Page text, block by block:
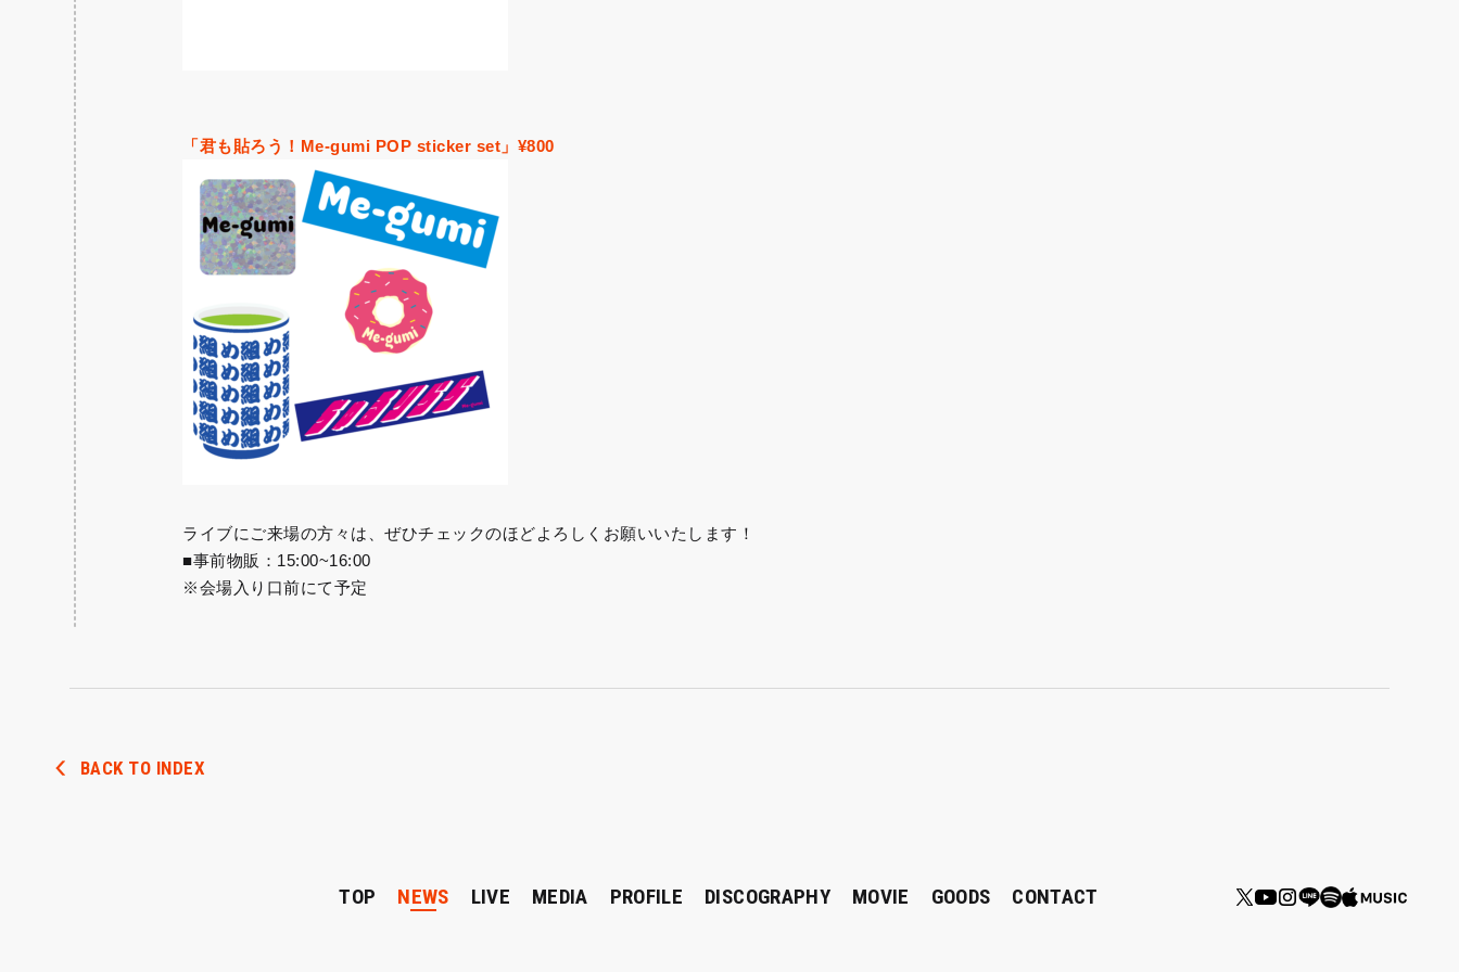
「君も貼ろう！Me-gumi POP sticker set」¥800
ライブにご来場の方々は、ぜひチェックのほどよろしくお願いいたします！
■事前物販：15:00~16:00
※会場入り口前にて予定
BACK TO INDEX
TOP NEWS LIVE MEDIA PROFILE DISCOGRAPHY MOVIE GOODS CONTACT